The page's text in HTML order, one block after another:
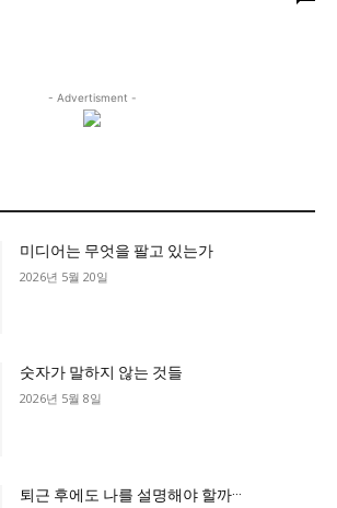
전통문화
교육일반
교육부
- Advertisment -
미디어는 무엇을 팔고 있는가
2026년 5월 20일
숫자가 말하지 않는 것들
2026년 5월 8일
퇴근 후에도 나를 설명해야 할까···